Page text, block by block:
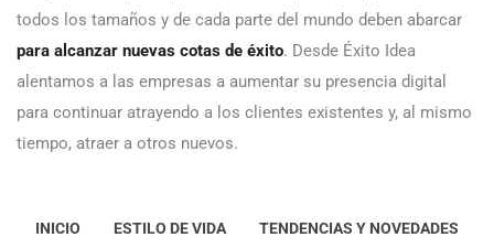
todos los tamaños y de cada parte del mundo deben abarcar
para alcanzar nuevas cotas de éxito. Desde Éxito Idea
alentamos a las empresas a aumentar su presencia digital
para continuar atrayendo a los clientes existentes y, al mismo
tiempo, atraer a otros nuevos.
INICIO ESTILO DE VIDA TENDENCIAS Y NOVEDADES